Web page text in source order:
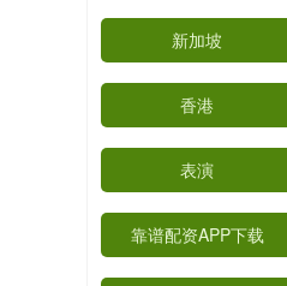
新加坡
香港
表演
靠谱配资APP下载